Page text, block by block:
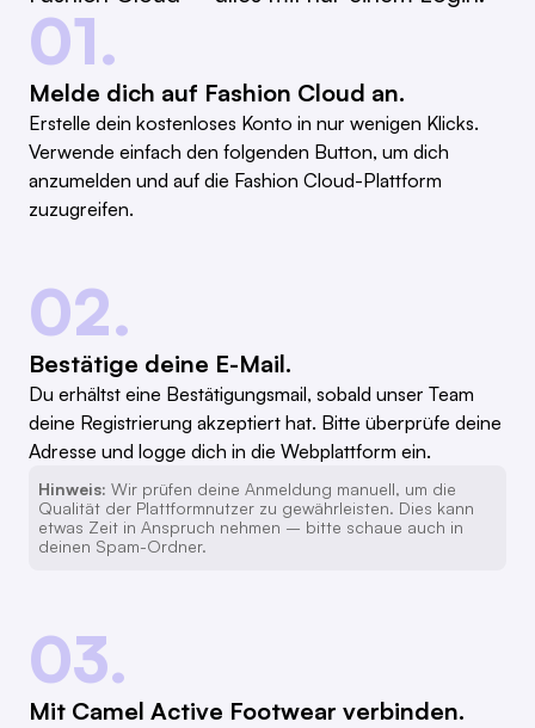
01.
Melde dich auf Fashion Cloud an.
Erstelle dein kostenloses Konto in nur wenigen Klicks.
Verwende einfach den folgenden Button, um dich
anzumelden und auf die Fashion Cloud-Plattform
zuzugreifen.
02.
Bestätige deine E-Mail.
Du erhältst eine Bestätigungsmail, sobald unser Team
deine Registrierung akzeptiert hat. Bitte überprüfe deine
Adresse und logge dich in die Webplattform ein.
Hinweis: Wir prüfen deine Anmeldung manuell, um die
Qualität der Plattformnutzer zu gewährleisten. Dies kann
etwas Zeit in Anspruch nehmen – bitte schaue auch in
deinen Spam-Ordner.
03.
Mit Camel Active Footwear verbinden.